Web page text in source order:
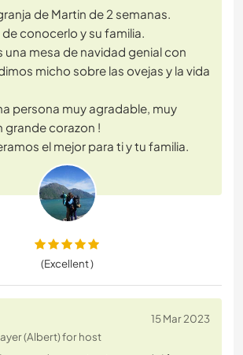
de Martin de 2 semanas.
conocerlo y su familia.
mesa de navidad genial con
micho sobre las ovejas y la vida
persona muy agradable, muy
grande corazon !
el mejor para ti y tu familia.
(Excellent )
15 Mar 2023
(Albert) for host